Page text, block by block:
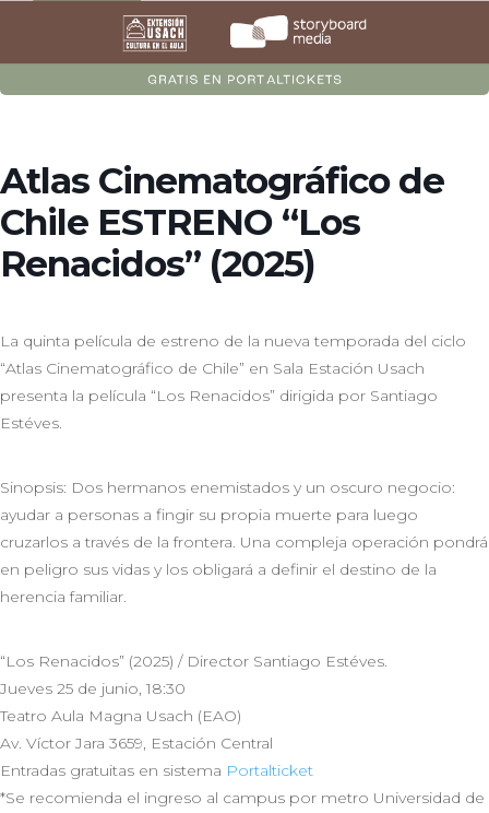
Atlas Cinematográfico de
Chile ESTRENO “Los
Renacidos” (2025)
La quinta película de estreno de la nueva temporada del ciclo
“Atlas Cinematográfico de Chile” en Sala Estación Usach
presenta la película “Los Renacidos” dirigida por Santiago
Estéves.
Sinopsis: Dos hermanos enemistados y un oscuro negocio:
ayudar a personas a fingir su propia muerte para luego
cruzarlos a través de la frontera. Una compleja operación pondrá
en peligro sus vidas y los obligará a definir el destino de la
herencia familiar.
“Los Renacidos” (2025) / Director Santiago Estéves.
Jueves 25 de junio, 18:30
Teatro Aula Magna Usach (EAO)
Av. Víctor Jara 3659, Estación Central
Entradas gratuitas en sistema Portalticket
*Se recomienda el ingreso al campus por metro Universidad de